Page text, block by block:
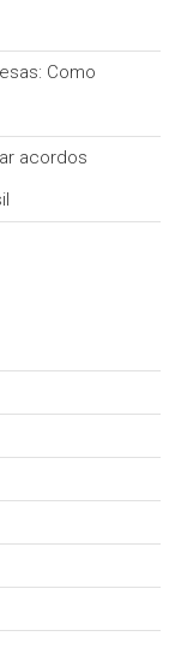
Como
acordos